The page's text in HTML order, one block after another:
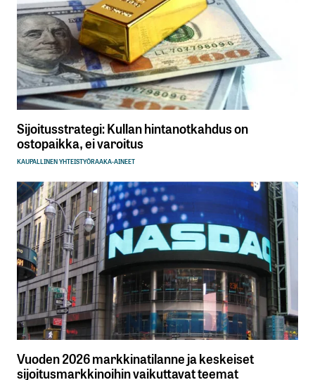
Sijoitusstrategi: Kullan hintanotkahdus on
ostopaikka, ei varoitus
KAUPALLINEN YHTEISTYÖRAAKA-AINEET
Vuoden 2026 markkinatilanne ja keskeiset
sijoitusmarkkinoihin vaikuttavat teemat